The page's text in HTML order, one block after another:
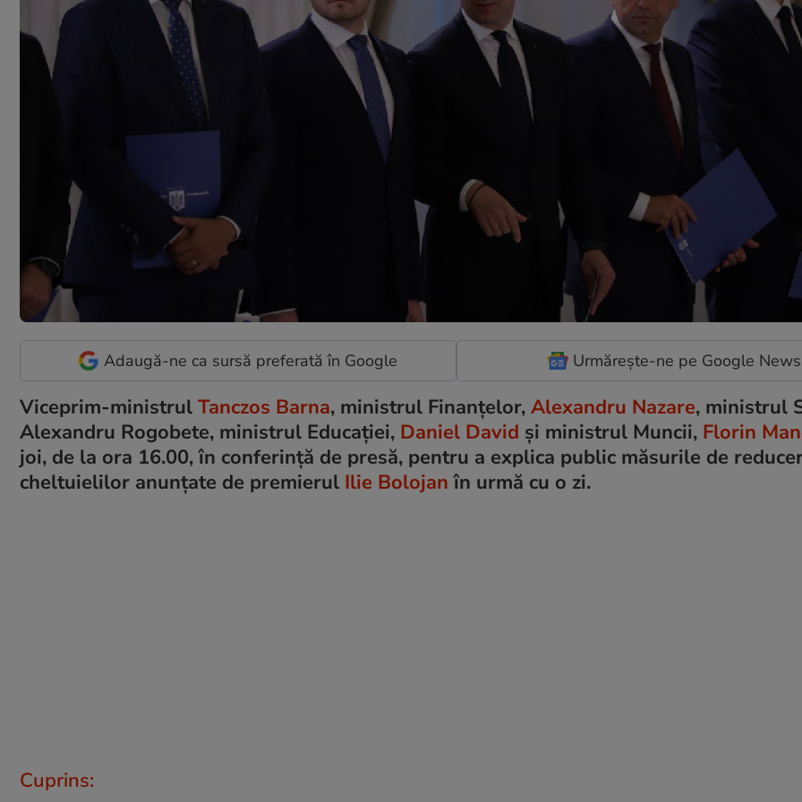
Adaugă-ne ca sursă preferată în Google Urmărește-ne pe Google News
Viceprim-ministrul Tanczos Barna, ministrul Finanţelor, Alexandru Nazare, ministrul
Alexandru Rogobete, ministrul Educaţiei, Daniel David şi ministrul Muncii, Florin
joi, de la ora 16.00, în conferinţă de presă, pentru a explica public măsurile de
cheltuielilor anunţate de premierul Ilie Bolojan în urmă cu o zi.
Cuprins: